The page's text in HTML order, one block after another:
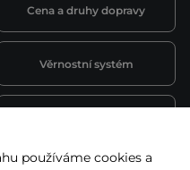
Cena a druhy dopravy
Věrnostní systém
používáme cookies a